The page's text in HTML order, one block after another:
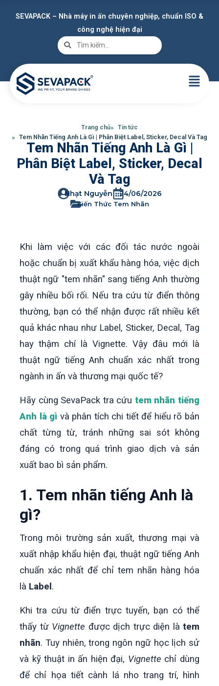
SEVAPACK – Nhà máy in ấn chuyên nghiệp, chuẩn ISO &
công nghệ hiện đại
Trang chủ
Tin tức
Tem Nhãn Tiếng Anh Là Gì | Phân Biệt Label, Sticker, Decal Và Tag
Tem Nhãn Tiếng Anh Là Gì |
Phân Biệt Label, Sticker, Decal
Và Tag
Nhạt Nguyễn 24/06/2026
Kiến Thức Tem Nhãn
Khi làm việc với các đối tác nước ngoài
hoặc chuẩn bị xuất khẩu hàng hóa, việc dịch
thuật ngữ "tem nhãn" sang tiếng Anh thường
gây nhiều bối rối. Nếu tra cứu từ điển thông
thường, bạn có thể nhận được rất nhiều kết
quả khác nhau như Label, Sticker, Decal, Tag
hay thậm chí là Vignette. Vậy đâu mới là
thuật ngữ tiếng Anh chuẩn xác nhất trong
ngành in ấn và thương mại quốc tế?
Hãy cùng SevaPack tra cứu tem nhãn tiếng
Anh là gì và phân tích chi tiết để hiểu rõ bản
chất từng từ, tránh những sai sót không
đáng có trong quá trình giao dịch và sản
xuất bao bì sản phẩm.
1. Tem nhãn tiếng Anh là
gì?
Trong môi trường sản xuất, thương mại và
xuất nhập khẩu hiện đại, thuật ngữ tiếng Anh
chuẩn xác nhất để chỉ tem nhãn hàng hóa
là Label.
Khi tra cứu từ điển trực tuyến, bạn có thể
thấy từ Vignette được dịch trực diện là tem
nhãn. Tuy nhiên, trong ngôn ngữ học lịch sử
và kỹ thuật in ấn hiện đại, Vignette chỉ dùng
để chỉ họa tiết cành lá nho trang trí, hình